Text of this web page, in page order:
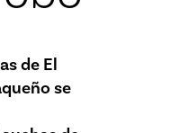
de El
se